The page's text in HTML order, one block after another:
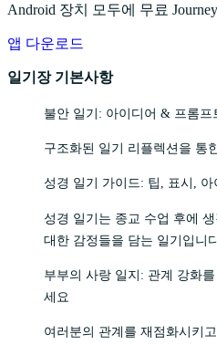
Android 장치 모두에 무료
앱 다운로드
일기장 기본사항
불안 일기: 아이디어 & 프롬프
구조화된 일기 리플렉션을 통
성경 일기 가이드: 팁, 표시, 아
성경 일기는 종교 수업 후에
대한 감정들을 담는 일기입니
부부의 사랑 일지: 관계 강화
세요
여러분의 관계를 재점화시키